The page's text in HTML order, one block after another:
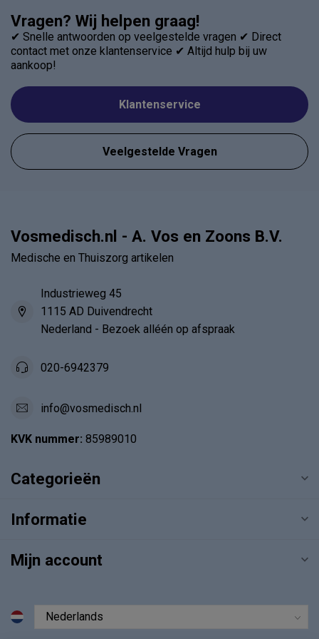
Vragen? Wij helpen graag!
✔ Snelle antwoorden op veelgestelde vragen ✔ Direct
contact met onze klantenservice ✔ Altijd hulp bij uw
aankoop!
Klantenservice
Veelgestelde Vragen
Vosmedisch.nl - A. Vos en Zoons B.V.
Medische en Thuiszorg artikelen
Industrieweg 45
1115 AD Duivendrecht
Nederland - Bezoek alléén op afspraak
020-6942379
info@vosmedisch.nl
KVK nummer: 85989010
Categorieën
Informatie
Mijn account